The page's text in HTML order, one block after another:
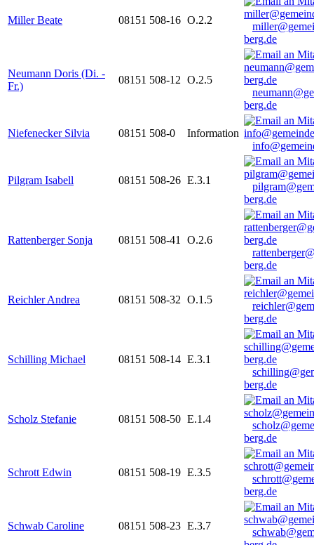
Miller Beate 08151 508-16 O.2.2
berg.de
Neumann Doris (Di. -
Fr.)
08151 508-12 O.2.5
berg.de
Niefenecker Silvia 08151 508-0
Information
Pilgram Isabell 08151 508-26 E.3.1
berg.de
Rattenberger Sonja 08151 508-41
O.2.6
berg.de
Reichler Andrea 08151 508-32 O.1.5
berg.de
Schilling Michael 08151 508-14 E.3.1
berg.de
Scholz Stefanie 08151 508-50 E.1.4
berg.de
Schrott Edwin 08151 508-19 E.3.5
berg.de
Schwab Caroline 08151 508-23 E.3.7